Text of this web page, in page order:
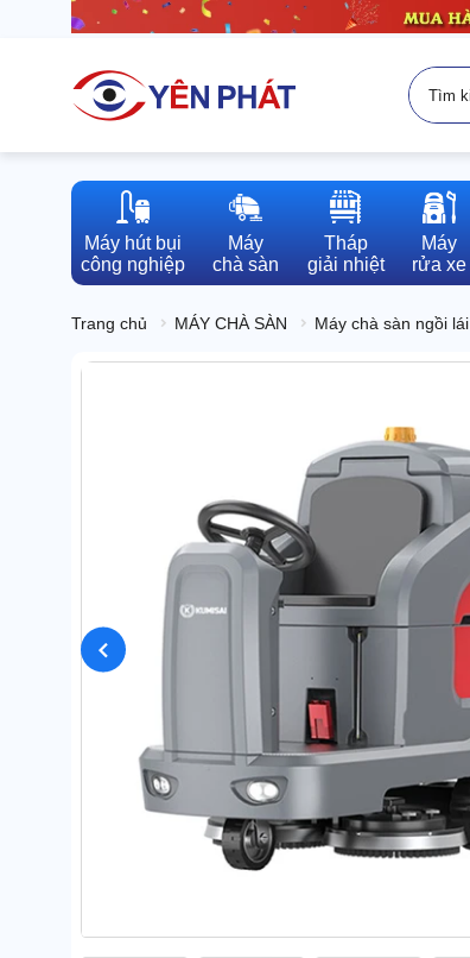
Máy hút bụi
công nghiệp
Máy
chà sàn
Tháp
giải nhiệt
Máy
rửa xe
Trang chủ MÁY CHÀ SÀN Máy chà sàn ngồi lái